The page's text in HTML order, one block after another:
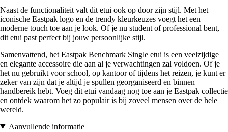
Naast de functionaliteit valt dit etui ook op door zijn stijl. Met het
iconische Eastpak logo en de trendy kleurkeuzes voegt het een
moderne touch toe aan je look. Of je nu student of professional bent,
dit etui past perfect bij jouw persoonlijke stijl.
Samenvattend, het Eastpak Benchmark Single etui is een veelzijdige
en elegante accessoire die aan al je verwachtingen zal voldoen. Of je
het nu gebruikt voor school, op kantoor of tijdens het reizen, je kunt er
zeker van zijn dat je altijd je spullen georganiseerd en binnen
handbereik hebt. Voeg dit etui vandaag nog toe aan je Eastpak collectie
en ontdek waarom het zo populair is bij zoveel mensen over de hele
wereld.
Aanvullende informatie